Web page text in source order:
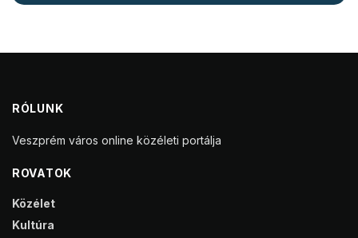
RÓLUNK
Veszprém város online közéleti portálja
ROVATOK
Közélet
Kultúra